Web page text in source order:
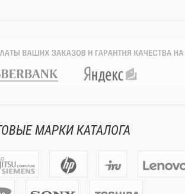
МАРКИ КАТАЛОГА